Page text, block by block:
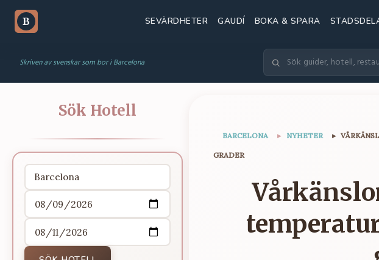
B SEVÄRDHETER GAUDÍ BOKA & SPARA
Skriven av svenskar som bor i Barcelona
Sök Hotell
BARCELONA ▸ NYHETER ▸
GRADER